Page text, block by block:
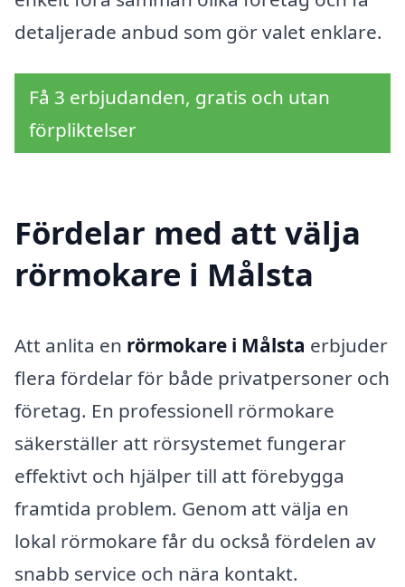
detaljerade anbud som gör valet enklare.
Få 3 erbjudanden, gratis och utan
förpliktelser
Fördelar med att välja
rörmokare i Målsta
Att anlita en rörmokare i Målsta erbjuder
flera fördelar för både privatpersoner och
företag. En professionell rörmokare
säkerställer att rörsystemet fungerar
effektivt och hjälper till att förebygga
framtida problem. Genom att välja en
lokal rörmokare får du också fördelen av
snabb service och nära kontakt.